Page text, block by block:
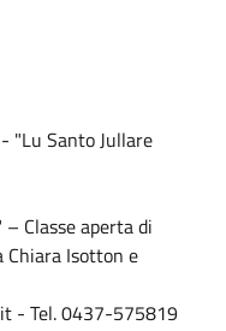
"Lu Santo Jullare
– Classe aperta di
Chiara Isotton e
- Tel. 0437-575819